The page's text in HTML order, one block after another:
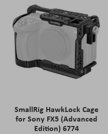
SmallRig HawkLock Cage
for Sony FX5 (Advanced
Edition) 6774